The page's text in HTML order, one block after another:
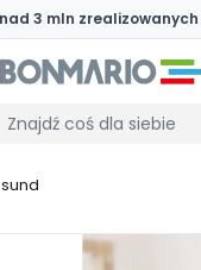
strony
3 mln